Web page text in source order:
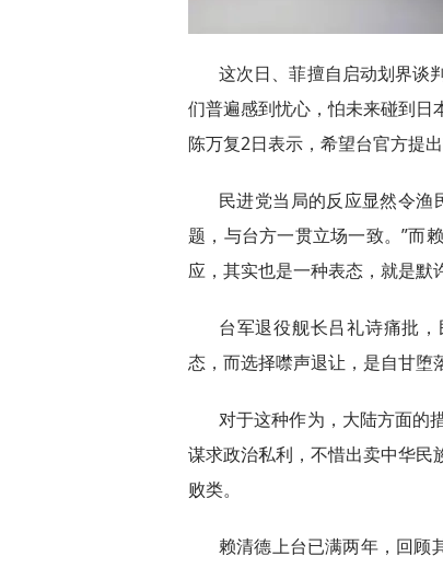
这次日、菲擅自启动划界谈
们普遍感到忧心，怕未来碰到日
陈万复2日表示，希望台官方提
民进党当局的反应显然令渔
题，与台方一贯立场一致。”而
应，其实也是一种表态，就是默
台军退役舰长吕礼诗痛批
态，而选择噤声退让，是自甘堕
对于这种作为，大陆方面的
谋求政治私利，不惜出卖中华民
败类。
赖清德上台已满两年，回顾